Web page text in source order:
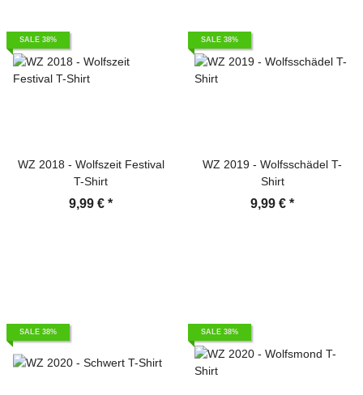
SALE 38%
WZ 2018 - Wolfszeit Festival
T-Shirt
9,99 € *
SALE 38%
WZ 2019 - Wolfsschädel T-
Shirt
9,99 € *
SALE 38% SALE 38%